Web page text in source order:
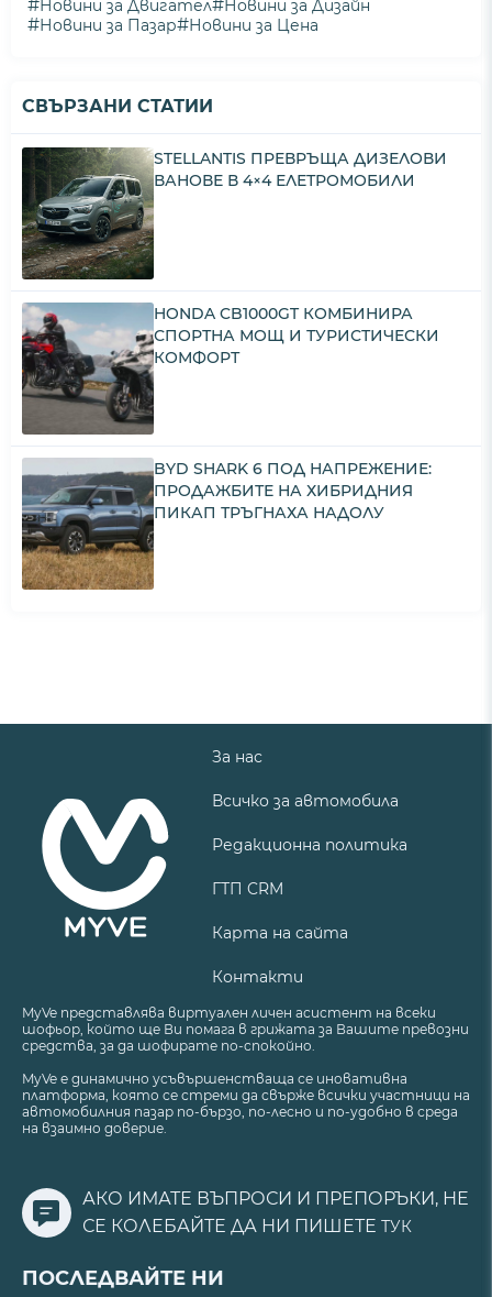
#Новини за Двигател#Новини за Дизайн
#Новини за Пазар#Новини за Цена
СВЪРЗАНИ СТАТИИ
STELLANTIS ПРЕВРЪЩА ДИЗЕЛОВИ
ВАНОВЕ В 4×4 ЕЛЕТРОМОБИЛИ
HONDA CB1000GT КОМБИНИРА
СПОРТНА МОЩ И ТУРИСТИЧЕСКИ
КОМФОРТ
BYD SHARK 6 ПОД НАПРЕЖЕНИЕ:
ПРОДАЖБИТЕ НА ХИБРИДНИЯ
ПИКАП ТРЪГНАХА НАДОЛУ
За нас
Всичко за автомобила
Редакционна политика
ГТП CRM
Карта на сайта
Контакти
MyVe представлява виртуален личен асистент на всеки
шофьор, който ще Ви помага в грижата за Вашите превозни
средства, за да шофирате по-спокойно.
MyVe е динамично усъвършенстваща се иновативна
платформа, която се стреми да свърже всички участници на
автомобилния пазар по-бързо, по-лесно и по-удобно в среда
на взаимно доверие.
АКО ИМАТЕ ВЪПРОСИ И ПРЕПОРЪКИ, НЕ
СЕ КОЛЕБАЙТЕ ДА НИ ПИШЕТЕ ТУК
ПОСЛЕДВАЙТЕ НИ